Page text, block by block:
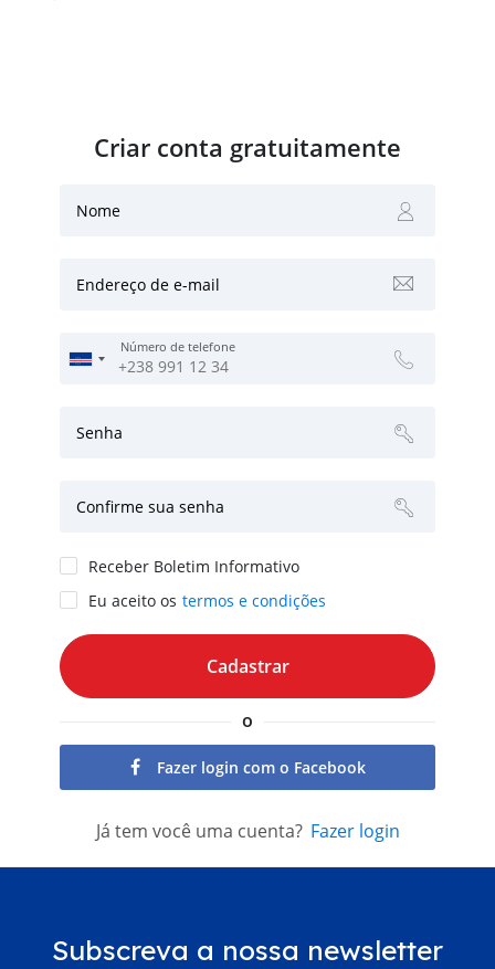
Criar conta gratuitamente
Nome
Endereço de e-mail
Número de telefone
Senha
Confirme sua senha
Receber Boletim Informativo
Eu aceito os termos e condições
o
Fazer login com o Facebook
Já tem você uma cuenta? Fazer login
Subscreva a nossa newsletter